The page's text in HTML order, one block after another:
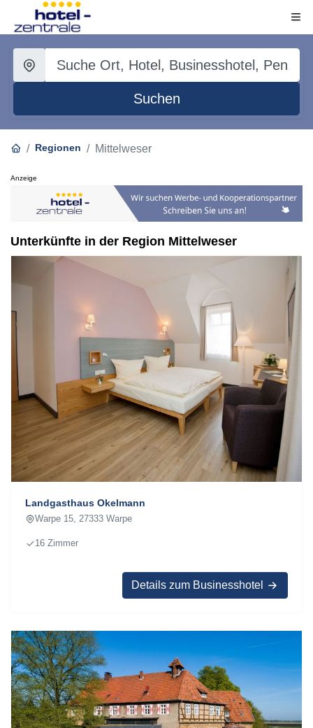
Suchen
Regionen Mittelweser
Anzeige
Unterkünfte in der Region Mittelweser
Landgasthaus Okelmann
Warpe 15, 27333 Warpe
16 Zimmer
Details zum Businesshotel